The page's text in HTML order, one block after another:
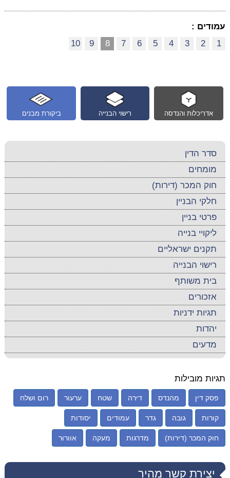
עמודים :
1
2
3
4
5
6
7
8
9
10
ביקורת מבנים רישוי הבנייה אדריכלות והנדסה
סדר הדין
מומחים
חוק המכר (דירות)
חלקי הבניין
פרטי בניין
ליקויי בנייה
תקנים ישראליים
רישוי הבנייה
בית משותף
אזכורים
תגיות ידניות
יהדות
מדעים
תגיות מובילות
פסק דין מהנדס דירה שטח ערעור רום ושלח
קורות גובה גדר עמודים יסודות
חוק המכר (דירות) מדרגות מעקה אוורור
יצירת קשר מהיר